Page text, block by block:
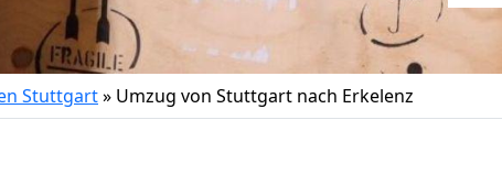
Stuttgart» Umzug von Stuttgart nach Erkelenz